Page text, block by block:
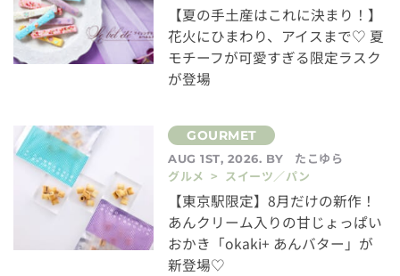
【夏の手土産はこれに決まり！】
花火にひまわり、アイスまで♡ 夏
モチーフが可愛すぎる限定ラスク
が登場
AUG 1ST, 2026. BY
たこゆら
グルメ > スイーツ／パン
【東京駅限定】8月だけの新作！
あんクリーム入りの甘じょっぱい
おかき「okaki+ あんバター」が
新登場♡